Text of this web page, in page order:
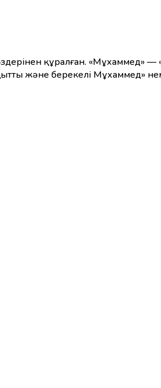
құралған. «Мұхаммед» —
және берекелі Мұхаммед»